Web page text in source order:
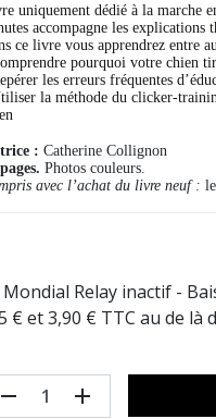
uniquement dédié à la marche
accompagne les explications
ce livre vous apprendrez entre
pourquoi votre chien
les erreurs fréquentes
la méthode du clicker-
: Catherine Collignon
Photos couleurs.
avec l’achat du livre neuf :
Mondial Relay inactif -
€ et 3,90 € TTC au de là
remove add